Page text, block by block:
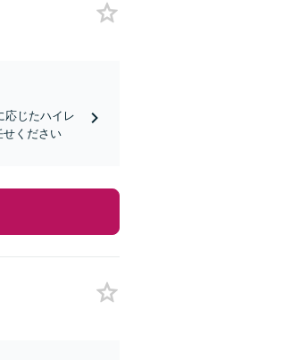
応じたハイレ
せください